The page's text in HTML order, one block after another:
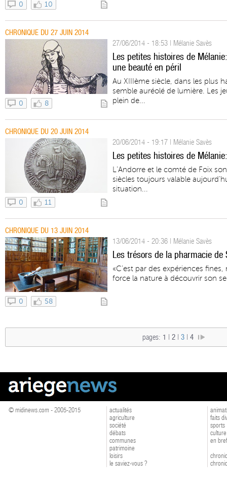
0 10
CHRONIQUE DU 27 JUIN 2014
0 8
27/06/2014 - 18:53 | Mélanie Savès
Les petites histoires de
une beauté en péril
Au XIIIème siècle, dans les plus
semble auréolé de lumière. Les
plein de...
CHRONIQUE DU 20 JUIN 2014
0 11
20/06/2014 - 19:17 | Mélanie Savès
Les petites histoires de
L’Andorre et le comté de Foix
siècles toujours valable
situation...
CHRONIQUE DU 13 JUIN 2014
0 58
13/06/2014 - 20:36 | Mélanie Savès
Les trésors de la pharmacie
«C’est par des expériences
force la nature à découvrir son
pages: 1 2| 3| 4
© midinews.com - 2005-2015
actualités
agriculture
société
débats
communes
patrimoine
loisirs
le saviez-vous ?
faits
sports
culture
en bref